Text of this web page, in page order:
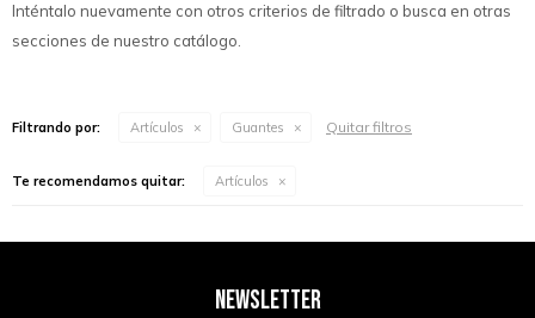
Inténtalo nuevamente con otros criterios de filtrado o busca en otras
secciones de nuestro catálogo.
Filtrando por: Artículos Guantes Quitar filtros
Te recomendamos quitar: Artículos
NEWSLETTER